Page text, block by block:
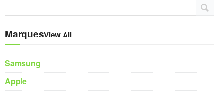
MarquesView All
Samsung
Apple